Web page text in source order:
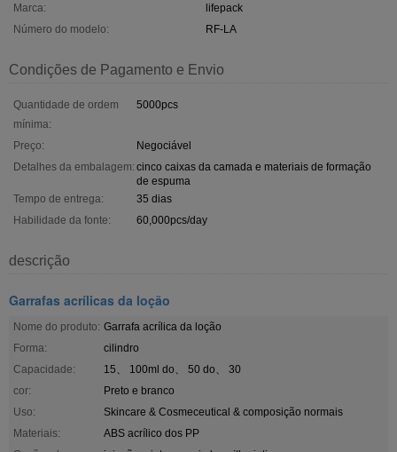
Marca:
lifepack
Número do modelo:
RF-LA
Condições de Pagamento e Envio
Quantidade de ordem
mínima:
5000pcs
Preço:
Negociável
Detalhes da embalagem: cinco caixas da camada e materiais de formação
de espuma
Tempo de entrega:
35 dias
Habilidade da fonte:
60,000pcs/day
descrição
Garrafas acrílicas da loção
Nome do produto: Garrafa acrílica da loção
Forma:
cilindro
Capacidade:
15、 100ml do、 50 do、 30
cor:
Preto e branco
Uso:
Skincare & Cosmeceutical & composição normais
Materiais:
ABS acrílico dos PP